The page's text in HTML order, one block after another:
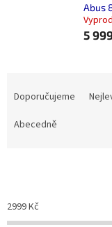
Abus
5
o
d
Doporučujeme
Abecedně
2999Kč